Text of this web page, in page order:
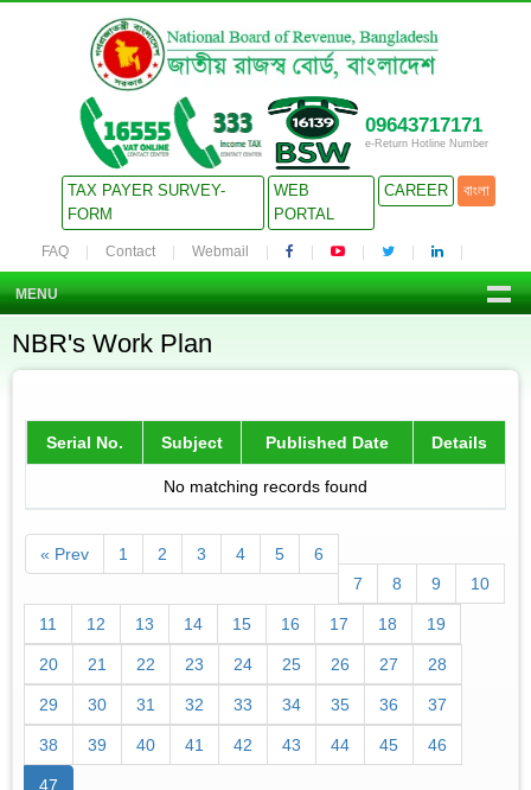
09643717171
e-Return Hotline Number
TAX PAYER SURVEY-
FORM
WEB
PORTAL
CAREER বাংলা
FAQ Contact Webmail
MENU
NBR's Work Plan
Serial No. Subject Published Date Details
No matching records found
« Prev 1 2 3 4 5
6
7
8 9 10
11 12 13 14 15 16 17 18 19
20 21 22 23 24 25 26 27 28
29 30 31 32 33 34 35 36 37
38 39 40 41 42 43 44 45 46
47